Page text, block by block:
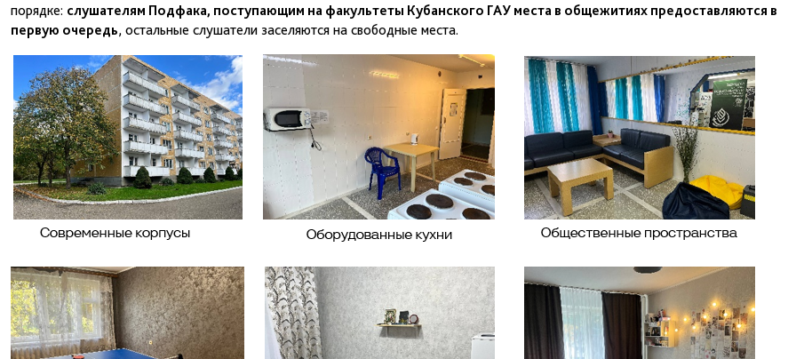
порядке: слушателям Подфака, поступающим на факультеты Кубанского ГАУ места в общежитиях предоставляются в
первую очередь, остальные слушатели заселяются на свободные места.